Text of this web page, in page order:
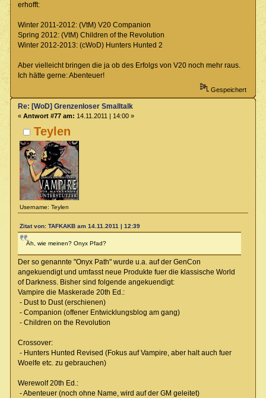
erhofft:
Winter 2011-2012: (VtM) V20 Companion
Spring 2012: (VtM) Children of the Revolution
Winter 2012-2013: (cWoD) Hunters Hunted 2
Aber vielleicht bringen die ja ob des Erfolgs von V20 noch mehr raus.
Ich hätte gerne: Abenteuer!
Gespeichert
Teylen
Username: Teylen
Re: [WoD] Grenzenloser Smalltalk
« Antwort #77 am: 14.11.2011 | 14:00 »
Zitat von: TAFKAKB am 14.11.2011 | 12:39
Äh, wie meinen? Onyx Pfad?
Der so genannte "Onyx Path" wurde u.a. auf der GenCon
angekuendigt und umfasst neue Produkte fuer die klassische World
of Darkness. Bisher sind folgende angekuendigt:
Vampire die Maskerade 20th Ed.:
- Dust to Dust (erschienen)
- Companion (offener Entwicklungsblog am gang)
- Children on the Revolution
Crossover:
- Hunters Hunted Revised (Fokus auf Vampire, aber halt auch fuer
Woelfe etc. zu gebrauchen)
Werewolf 20th Ed.:
- Abenteuer (noch ohne Name, wird auf der GM geleitet)